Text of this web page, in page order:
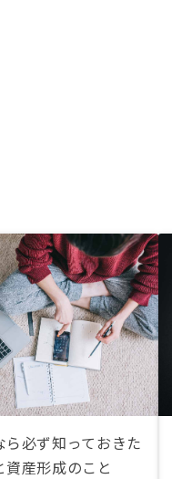
ら必ず知っておきた
資産形成のこと